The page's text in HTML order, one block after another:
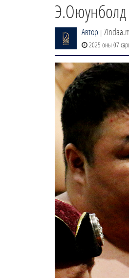
Э.Оюунболд
Автор |
2025 оны 07